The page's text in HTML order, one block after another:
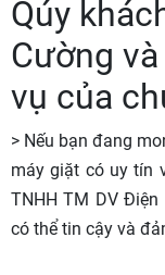
Qúy
Cường
vụ của
> Nếu bạn đang
máy giặt có uy tín
TNHH TM DV
có thể tin cậy và